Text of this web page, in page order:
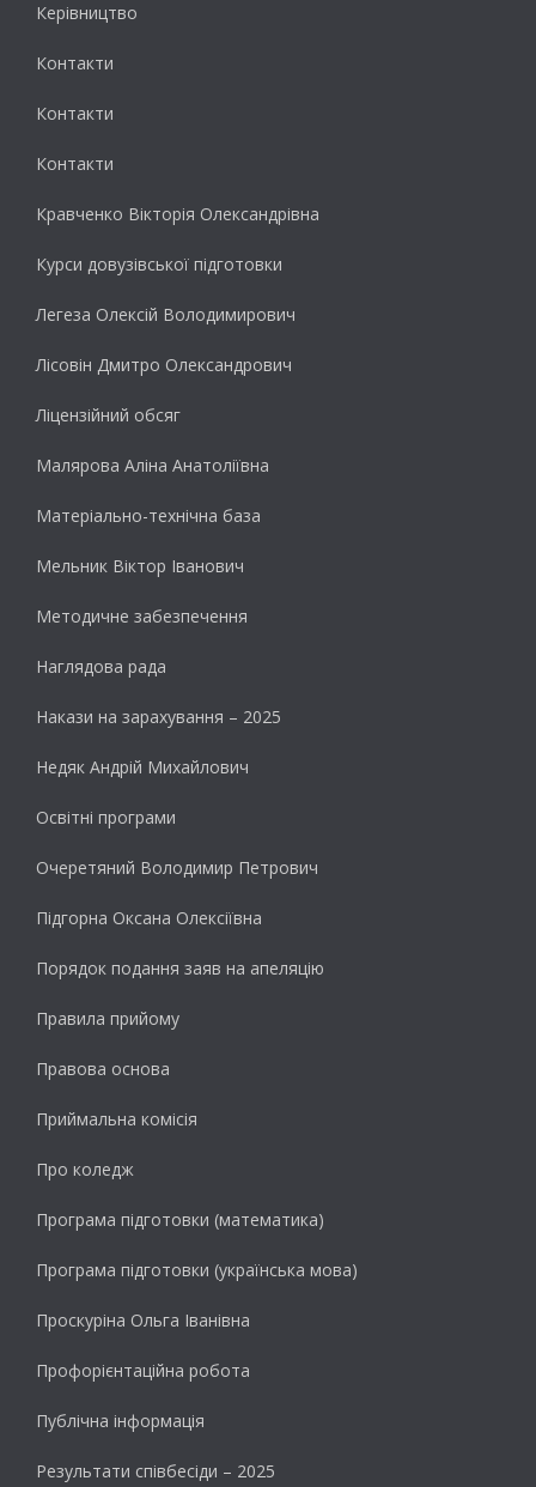
Керівництво
Контакти
Контакти
Контакти
Кравченко Вікторія Олександрівна
Курси довузівської підготовки
Легеза Олексій Володимирович
Лісовін Дмитро Олександрович
Ліцензійний обсяг
Малярова Аліна Анатоліївна
Матеріально-технічна база
Мельник Віктор Іванович
Методичне забезпечення
Наглядова рада
Накази на зарахування – 2025
Недяк Андрій Михайлович
Освітні програми
Очеретяний Володимир Петрович
Підгорна Оксана Олексіївна
Порядок подання заяв на апеляцію
Правила прийому
Правова основа
Приймальна комісія
Про коледж
Програма підготовки (математика)
Програма підготовки (українська мова)
Проскуріна Ольга Іванівна
Профорієнтаційна робота
Публічна інформація
Результати cпівбесіди – 2025